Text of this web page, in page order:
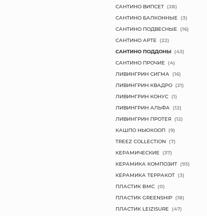
САНТИНО ВИПСЕТ (28)
САНТИНО БАЛКОННЫЕ (3)
САНТИНО ПОДВЕСНЫЕ (16)
САНТИНО АРТЕ (22)
САНТИНО ПОДДОНЫ (43)
САНТИНО ПРОЧИЕ (4)
ЛИВИНГРИН СИГМА (16)
ЛИВИНГРИН КВАДРО (21)
ЛИВИНГРИН КОНУС (1)
ЛИВИНГРИН АЛЬФА (12)
ЛИВИНГРИН ПРОТЕЯ (12)
КАШПО НЬЮКООП (9)
TREEZ COLLECTION (7)
КЕРАМИЧЕСКИЕ (37)
КЕРАМИКА КОМПОЗИТ (93)
КЕРАМИКА ТЕРРАКОТ (3)
ПЛАСТИК BMC (0)
ПЛАСТИК GREENSHIP (18)
ПЛАСТИК LEIZISURE (47)